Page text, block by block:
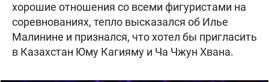
хорошие отношения со всеми фигуристами на
соревнованиях, тепло высказался об Илье
Малинине и признался, что хотел бы пригласить
в Казахстан Юму Кагияму и Ча Чжун Хвана.